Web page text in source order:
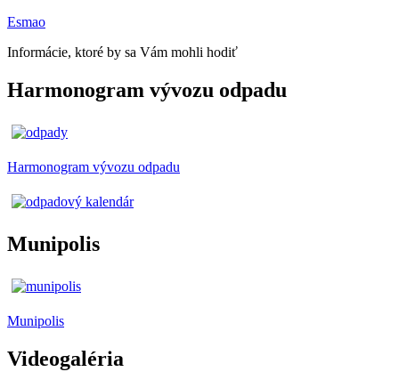
Esmao
Informácie, ktoré by sa Vám mohli hodiť
Harmonogram vývozu odpadu
Harmonogram vývozu odpadu
Munipolis
Munipolis
Videogaléria